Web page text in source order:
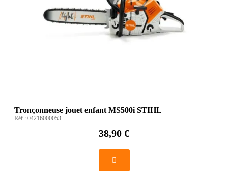
Tronçonneuse jouet enfant MS500i STIHL
Réf : 04216000053
38,90 €